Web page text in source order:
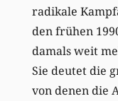
radikale
den frühen
damals weit
Sie deutet die
von denen die